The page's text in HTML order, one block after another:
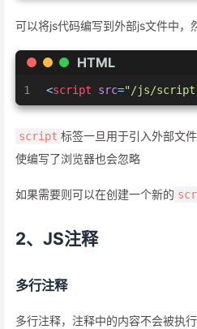
可以将js代码编写到外部js文件中，
HTML
1 <script src="/js/
script 标签一旦用于引入外部文
使编写了浏览器也会忽略
如果需要则可以在创建一个新的
2、JS注释
多行注释
多行注释，注释中的内容不会被执